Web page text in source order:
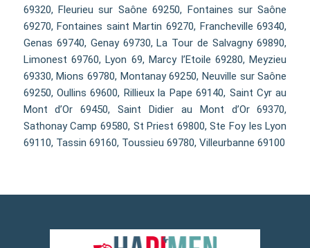
69320, Fleurieu sur Saône 69250, Fontaines sur Saône
69270, Fontaines saint Martin 69270, Francheville 69340,
Genas 69740, Genay 69730, La Tour de Salvagny 69890,
Limonest 69760, Lyon 69, Marcy l’Etoile 69280, Meyzieu
69330, Mions 69780, Montanay 69250, Neuville sur Saône
69250, Oullins 69600, Rillieux la Pape 69140, Saint Cyr au
Mont d’Or 69450, Saint Didier au Mont d’Or 69370,
Sathonay Camp 69580, St Priest 69800, Ste Foy les Lyon
69110, Tassin 69160, Toussieu 69780, Villeurbanne 69100